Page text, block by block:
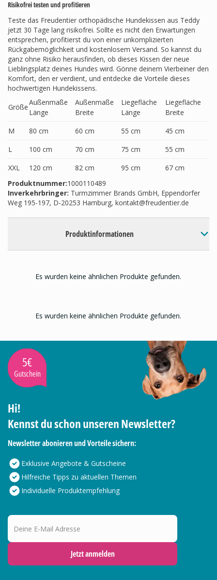
Risikofrei testen und profitieren
Teste das Freudentier orthopädische Hundekissen aus Teddy
jetzt 30 Tage lang risikofrei. Sollte es nicht den Erwartungen
entsprechen, profitierst du von einer unkomplizierten
Rückgabemöglichkeit und kostenlosem Versand. So kannst du
ganz ohne Risiko herausfinden, ob dieses Kissen der neue
Lieblingsplatz deines Hundes wird. Gönne deinem Vierbeiner den
Komfort, den er verdient, und entdecke die Vorteile dieses
hochwertigen Hundekissens.
Größe
Außenmaße
Länge
Außenmaße
Breite
Liegefläche
Länge
Liegefläche
Breite
M
80 cm 60 cm 55 cm
45 cm
L
100 cm 70 cm 75 cm
55 cm
XXL
120 cm 82 cm 95 cm
67 cm
Produktnummer:1000110489
Inverkehrbringer: Turmzimmer Brands GmbH, Eppendorfer
Weg 195-197, D-20253 Hamburg, kontakt@freudentier.de
Produktinformationen
Es wurden keine ähnlichen Produkte gefunden.
Es wurden keine ähnlichen Produkte gefunden.
5€
Gutschein
Hi!
Kennst du schon unseren Newsletter?
Newsletter abonieren und Vorteile sichern:
Exklusive Angebote & Gutscheine
Hilfreiche Tipps zu aktuellen Themen
Individuelle Produktempfehlung
Deine E-Mail Adresse
Jetzt anmelden